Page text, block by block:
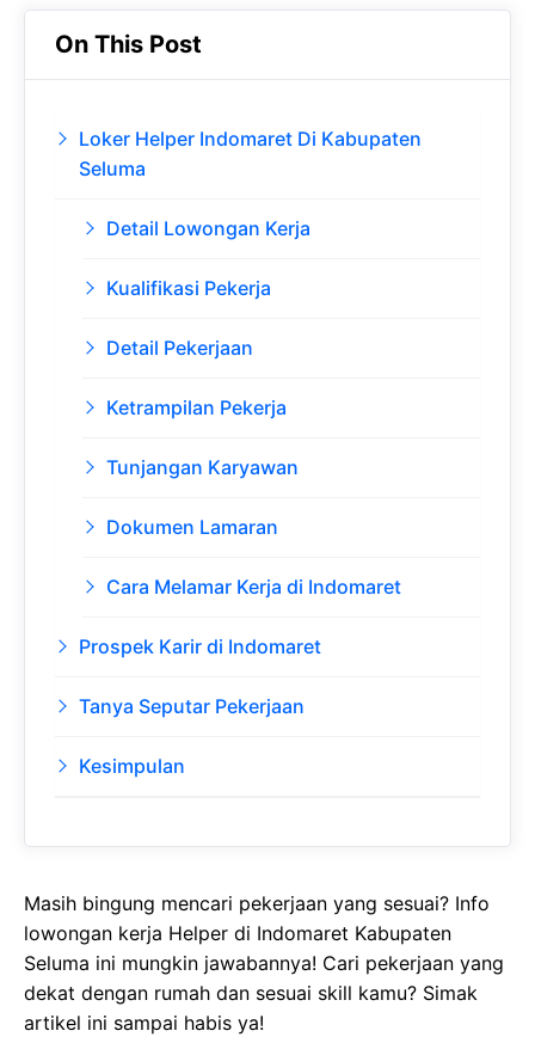
On This Post
Loker Helper Indomaret Di Kabupaten
Seluma
Detail Lowongan Kerja
Kualifikasi Pekerja
Detail Pekerjaan
Ketrampilan Pekerja
Tunjangan Karyawan
Dokumen Lamaran
Cara Melamar Kerja di Indomaret
Prospek Karir di Indomaret
Tanya Seputar Pekerjaan
Kesimpulan
Masih bingung mencari pekerjaan yang sesuai? Info
lowongan kerja Helper di Indomaret Kabupaten
Seluma ini mungkin jawabannya! Cari pekerjaan yang
dekat dengan rumah dan sesuai skill kamu? Simak
artikel ini sampai habis ya!